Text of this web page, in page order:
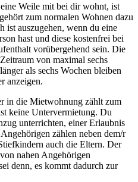
Weile mit bei dir wohnt, ist
zum normalen Wohnen dazu
ist auszugehen, wenn du eine
hast und diese kostenfrei bei
vorübergehend sein. Die
von maximal sechs
als sechs Wochen bleiben
anzeigen.
in die Mietwohnung zählt zum
keine Untervermietung. Du
unterrichten, einer Erlaubnis
zählen neben dem/r
auch die Eltern. Der
nahen Angehörigen
denn, es kommt dadurch zur